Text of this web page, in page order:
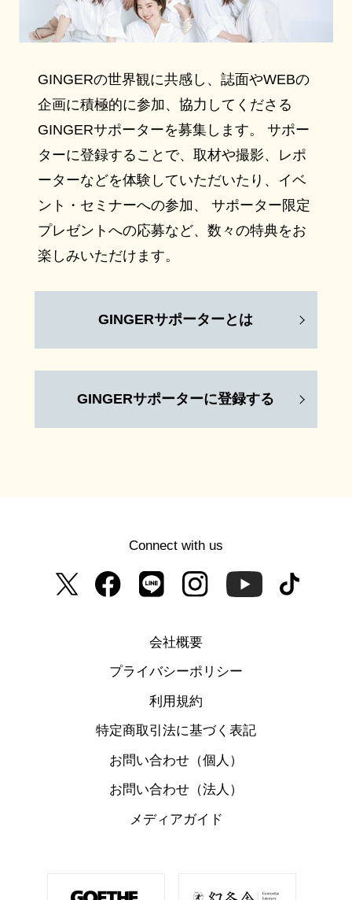
GINGERの世界観に共感し、誌面やWEBの
企画に積極的に参加、協力してくださる
GINGERサポーターを募集します。 サポー
ターに登録することで、取材や撮影、レポ
ーターなどを体験していただいたり、イベ
ント・セミナーへの参加、 サポーター限定
プレゼントへの応募など、数々の特典をお
楽しみいただけます。
GINGERサポーターとは
GINGERサポーターに登録する
Connect with us
会社概要
プライバシーポリシー
利用規約
特定商取引法に基づく表記
お問い合わせ（個人）
お問い合わせ（法人）
メディアガイド